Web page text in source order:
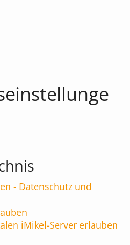
- Datenschutz und
iMikel-Server erlauben